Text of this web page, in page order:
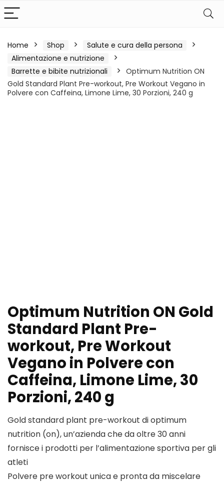
Home Shop
Salute e cura della persona
Alimentazione e nutrizione
Barrette e bibite nutrizionali
Optimum Nutrition ON
Gold Standard Plant Pre-workout, Pre Workout Vegano in
Polvere con Caffeina, Limone Lime, 30 Porzioni, 240 g
Optimum Nutrition ON Gold
Standard Plant Pre-
workout, Pre Workout
Vegano in Polvere con
Caffeina, Limone Lime, 30
Porzioni, 240 g
Gold standard plant pre-workout di optimum
nutrition (on), un’azienda che da oltre 30 anni
fornisce i prodotti per l’alimentazione sportiva per gli
atleti
Polvere pre workout unica e pronta da miscelare